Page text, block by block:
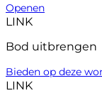
Openen
LINK
Bod uitbrengen
Bieden op deze
LINK